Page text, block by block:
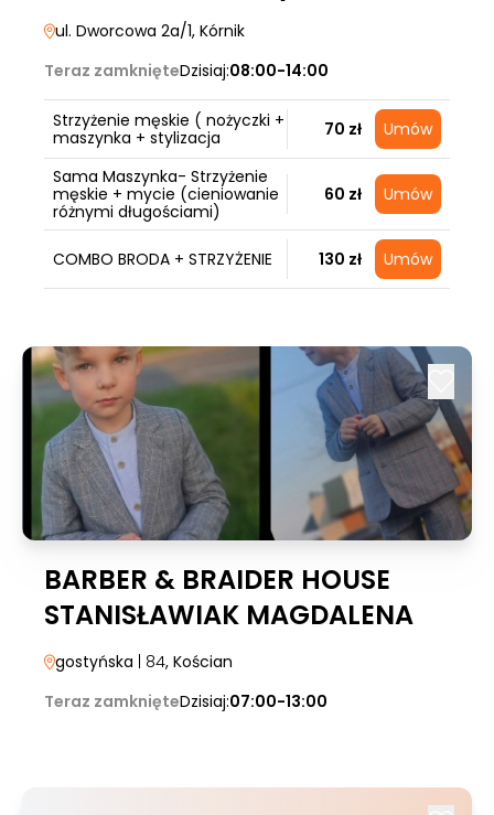
ul. Dworcowa 2a/1, Kórnik
Teraz zamknięteDzisiaj:08:00-14:00
Strzyżenie męskie ( nożyczki +
maszynka + stylizacja
70 zł Umów
Sama Maszynka- Strzyżenie
męskie + mycie (cieniowanie
różnymi długościami)
60 zł Umów
COMBO BRODA + STRZYŻENIE 130 zł Umów
BARBER & BRAIDER HOUSE
STANISŁAWIAK MAGDALENA
gostyńska | 84, Kościan
Teraz zamknięteDzisiaj:07:00-13:00